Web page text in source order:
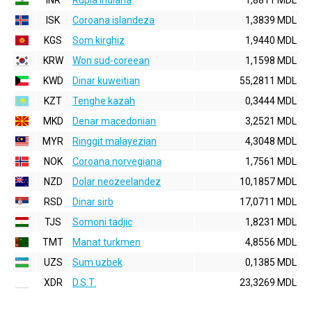
ISK
Coroana islandeza
1,3839 MDL
KGS
Som kirghiz
1,9440 MDL
KRW
Won sud-coreean
1,1598 MDL
KWD
Dinar kuweitian
55,2811 MDL
KZT
Tenghe kazah
0,3444 MDL
MKD
Denar macedonian
3,2521 MDL
MYR
Ringgit malayezian
4,3048 MDL
NOK
Coroana norvegiana
1,7561 MDL
NZD
Dolar neozeelandez
10,1857 MDL
RSD
Dinar sirb
17,0711 MDL
TJS
Somoni tadjic
1,8231 MDL
TMT
Manat turkmen
4,8556 MDL
UZS
Sum uzbek
0,1385 MDL
XDR
D.S.T. 23,3269 MDL